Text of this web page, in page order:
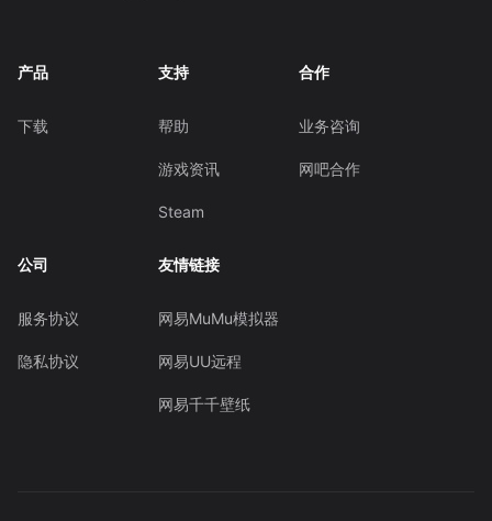
产品
下载
支持
帮助
游戏资讯
Steam
合作
业务咨询
网吧合作
公司
服务协议
隐私协议
友情链接
网易MuMu模拟器
网易UU远程
网易千千壁纸